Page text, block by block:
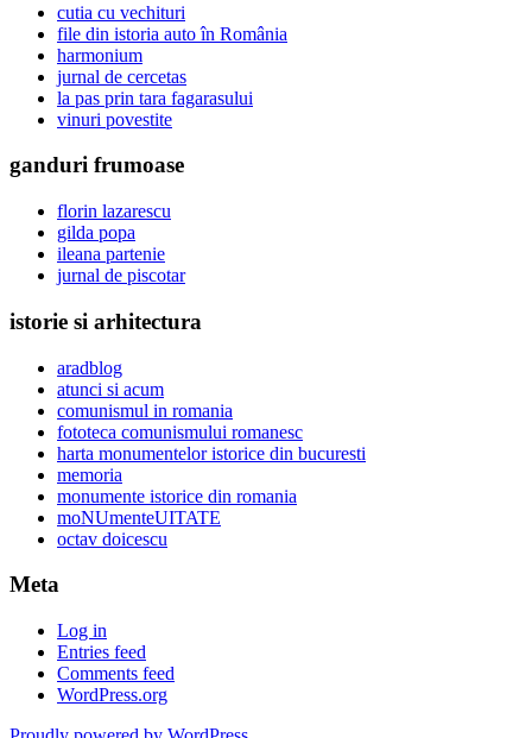
cutia cu vechituri
file din istoria auto în România
harmonium
jurnal de cercetas
la pas prin tara fagarasului
vinuri povestite
ganduri frumoase
florin lazarescu
gilda popa
ileana partenie
jurnal de piscotar
istorie si arhitectura
aradblog
atunci si acum
comunismul in romania
fototeca comunismului romanesc
harta monumentelor istorice din bucuresti
memoria
monumente istorice din romania
moNUmenteUITATE
octav doicescu
Meta
Log in
Entries feed
Comments feed
WordPress.org